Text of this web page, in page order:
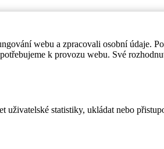
webu a zpracovali osobní údaje.
k provozu webu. Své
statistiky, ukládat nebo